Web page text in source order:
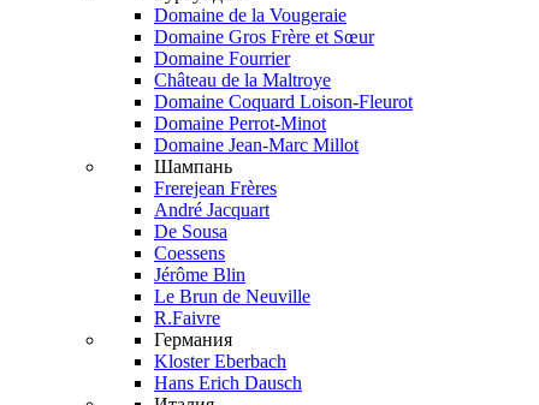
Domaine de la Vougeraie
Domaine Gros Frère et Sœur
Domaine Fourrier
Château de la Maltroye
Domaine Coquard Loison-Fleurot
Domaine Perrot-Minot
Domaine Jean-Marc Millot
Шампань
Frerejean Frères
André Jacquart
De Sousa
Coessens
Jérôme Blin
Le Brun de Neuville
R.Faivre
Германия
Kloster Eberbach
Hans Erich Dausch